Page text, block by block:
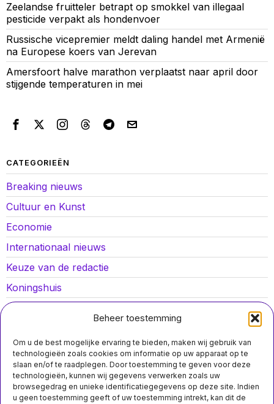
Beheer toestemming
Om u de best mogelijke ervaring te bieden, maken wij gebruik van
technologieën zoals cookies om informatie op uw apparaat op te
slaan en/of te raadplegen. Door toestemming te geven voor deze
technologieën, kunnen wij gegevens verwerken zoals uw
browsegedrag en unieke identificatiegegevens op deze site. Indien
u geen toestemming geeft of uw toestemming intrekt, kan dit de
Zeelandse fruitteler betrapt op smokkel van illegaal
pesticide verpakt als hondenvoer
Russische vicepremier meldt daling handel met Armenië
na Europese koers van Jerevan
Amersfoort halve marathon verplaatst naar april door
stijgende temperaturen in mei
CATEGORIEËN
Breaking nieuws
Cultuur en Kunst
Economie
Internationaal nieuws
Keuze van de redactie
Koningshuis
Lokaal nieuws
Opinies
Politiek
Sport